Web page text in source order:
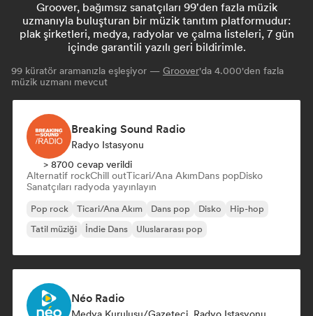
Groover, bağımsız sanatçıları 99'den fazla müzik
uzmanıyla buluşturan bir müzik tanıtım platformudur:
plak şirketleri, medya, radyolar ve çalma listeleri, 7 gün
içinde garantili yazılı geri bildirimle.
99 küratör aramanızla eşleşiyor — Groover'da 4.000'den fazla
müzik uzmanı mevcut
Breaking Sound Radio
Radyo Istasyonu
> 8700 cevap verildi
Alternatif rockChill outTicari/Ana AkımDans popDisko
Sanatçıları radyoda yayınlayın
Pop rock Ticari/Ana Akım Dans pop Disko
Hip-hop
Tatil müziği
İndie Dans Uluslararası pop
Néo Radio